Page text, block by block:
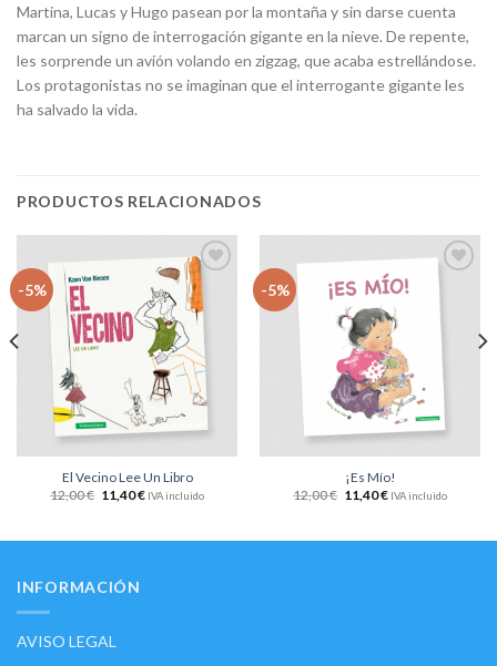
Martina, Lucas y Hugo pasean por la montaña y sin darse cuenta
marcan un signo de interrogación gigante en la nieve. De repente,
les sorprende un avión volando en zigzag, que acaba estrellándose.
Los protagonistas no se imaginan que el interrogante gigante les
ha salvado la vida.
PRODUCTOS RELACIONADOS
-5%
Añadir
a la
lista
El Vecino Lee Un Libro
12,00€ 11,40€ IVA incluido
-5%
¡Es Mío!
12,00€ 11,40€ IVA incluido
INFORMACIÓN
AVISO LEGAL